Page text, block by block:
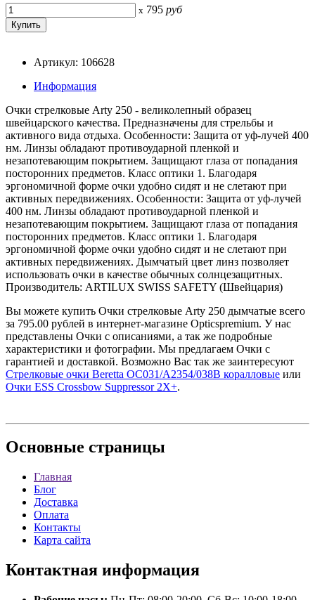
x 795 руб
Артикул: 106628
Информация
Очки стрелковые Arty 250 - великолепный образец
швейцарского качества. Предназначены для стрельбы и
активного вида отдыха. Особенности: Защита от уф-лучей 400
нм. Линзы обладают противоударной пленкой и
незапотевающим покрытием. Защищают глаза от попадания
посторонних предметов. Класс оптики 1. Благодаря
эргономичной форме очки удобно сидят и не слетают при
активных передвижениях. Особенности: Защита от уф-лучей
400 нм. Линзы обладают противоударной пленкой и
незапотевающим покрытием. Защищают глаза от попадания
посторонних предметов. Класс оптики 1. Благодаря
эргономичной форме очки удобно сидят и не слетают при
активных передвижениях. Дымчатый цвет линз позволяет
использовать очки в качестве обычных солнцезащитных.
Производитель: ARTILUX SWISS SAFETY (Швейцария)
Вы можете купить Очки стрелковые Arty 250 дымчатые всего
за 795.00 рублей в интернет-магазине Opticspremium. У нас
представлены Очки с описаниями, а так же подробные
характеристики и фотографии. Мы предлагаем Очки с
гарантией и доставкой. Возможно Вас так же заинтересуют
Стрелковые очки Beretta OC031/A2354/038B коралловые или
Очки ESS Crossbow Suppressor 2X+.
Основные страницы
Главная
Блог
Доставка
Оплата
Контакты
Карта сайта
Контактная информация